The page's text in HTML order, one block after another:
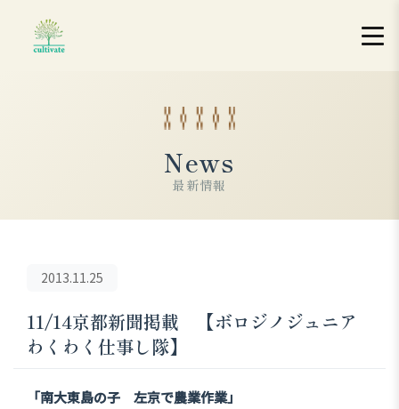
News
最新情報
2013.11.25
11/14京都新聞掲載 【ボロジノジュニア
わくわく仕事し隊】
「南大東島の子 左京で農業作業」